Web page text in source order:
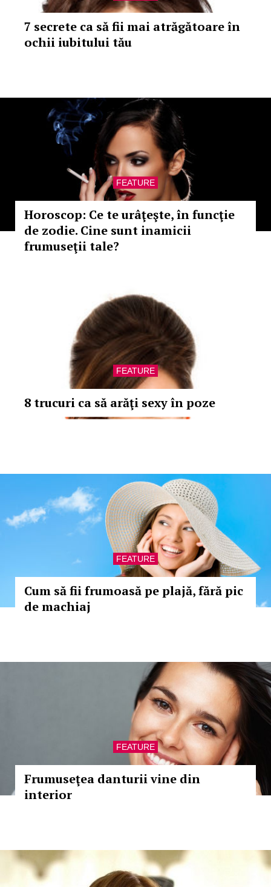
7 secrete ca să fii mai atrăgătoare în
ochii iubitului tău
FEATURE
Horoscop: Ce te urâţeşte, în funcţie
de zodie. Cine sunt inamicii
frumuseţii tale?
FEATURE
8 trucuri ca să arăţi sexy în poze
FEATURE
Cum să fii frumoasă pe plajă, fără pic
de machiaj
FEATURE
Frumuseţea danturii vine din
interior